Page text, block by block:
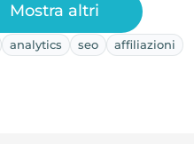
analytics seo affiliazioni
Mostra altri